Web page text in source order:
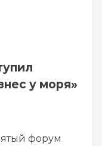
у моря»
форум